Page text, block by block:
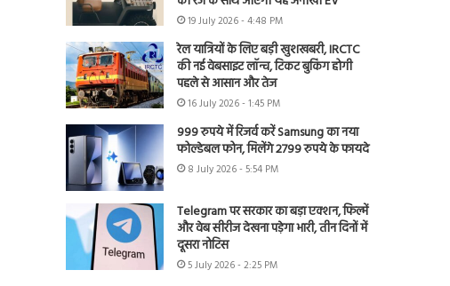
19 July 2026 - 4:48 PM
रेल यात्रियों के लिए बड़ी खुशखबरी, IRCTC
की नई वेबसाइट लॉन्च, टिकट बुकिंग होगी
पहले से आसान और तेज
16 July 2026 - 1:45 PM
999 रुपये में रिजर्व करें Samsung का नया
फोल्डेबल फोन, मिलेंगे 2799 रुपये के फायदे
8 July 2026 - 5:54 PM
Telegram पर सरकार का बड़ा एक्शन, फिल्में
और वेब सीरीज देखना पड़ेगा भारी, तीन दिनों में
दूसरा नोटिस
5 July 2026 - 2:25 PM